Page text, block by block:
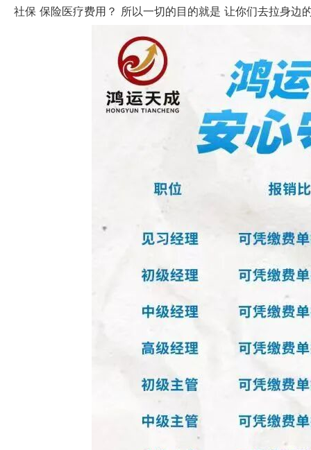
社保 保险医疗费用？ 所以一切的目的就是 让你们去拉身边